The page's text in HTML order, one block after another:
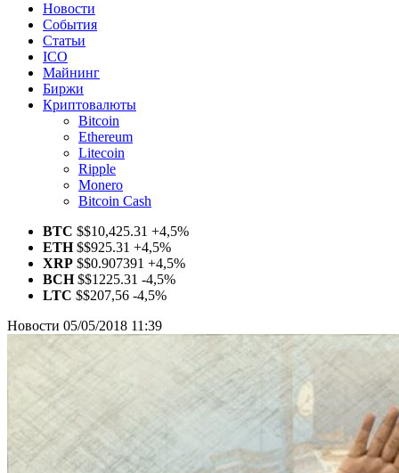
Новости
События
Статьи
ICO
Майнинг
Биржи
Криптовалюты
Bitcoin
Ethereum
Litecoin
Ripple
Monero
Bitcoin Cash
BTC $$10,425.31 +4,5%
ETH$$925.31 +4,5%
XRP $$0.907391 +4,5%
BCH$$1225.31 -4,5%
LTC $$207,56 -4,5%
Новости 05/05/2018 11:39